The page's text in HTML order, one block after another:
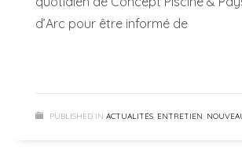
d’Arc pour être informé de
PUBLISHED IN ACTUALITÉS ENTRETIEN